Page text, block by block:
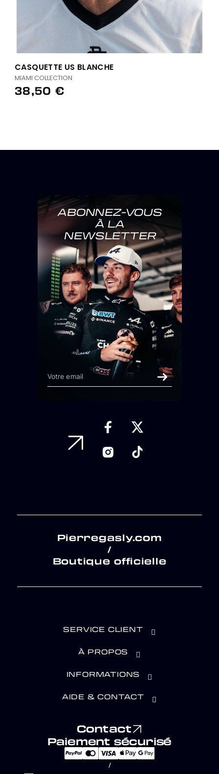
CASQUETTE US BLANCHE
MIAMI COLLECTION
38,50 €
ABONNEZ-VOUS
À LA
NEWSLETTER
Pierregasly.com
/
Boutique officielle
SERVICE CLIENT
À PROPOS
INFORMATIONS
AIDE & CONTACT
Contact
Paiement sécurisé
/